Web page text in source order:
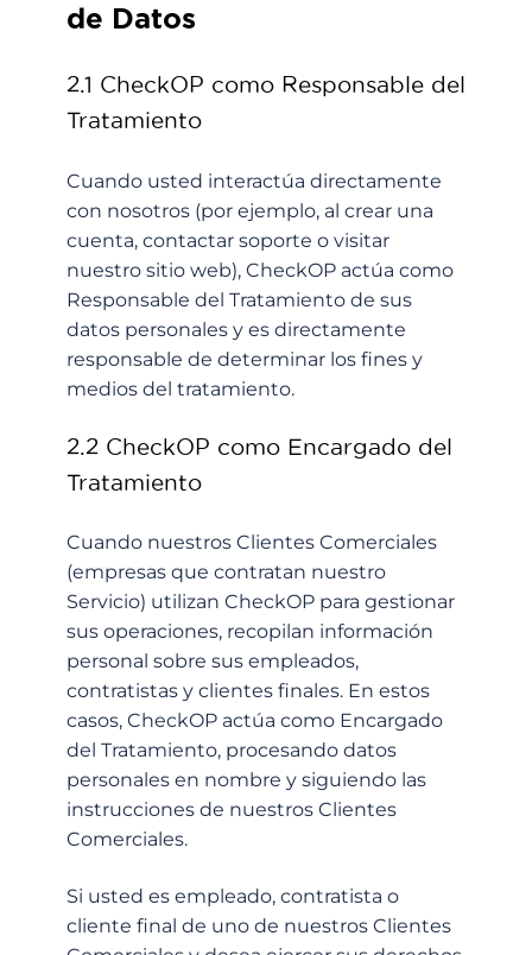
de Datos
2.1 CheckOP como Responsable del
Tratamiento
Cuando usted interactúa directamente
con nosotros (por ejemplo, al crear una
cuenta, contactar soporte o visitar
nuestro sitio web), CheckOP actúa como
Responsable del Tratamiento de sus
datos personales y es directamente
responsable de determinar los fines y
medios del tratamiento.
2.2 CheckOP como Encargado del
Tratamiento
Cuando nuestros Clientes Comerciales
(empresas que contratan nuestro
Servicio) utilizan CheckOP para gestionar
sus operaciones, recopilan información
personal sobre sus empleados,
contratistas y clientes finales. En estos
casos, CheckOP actúa como Encargado
del Tratamiento, procesando datos
personales en nombre y siguiendo las
instrucciones de nuestros Clientes
Comerciales.
Si usted es empleado, contratista o
cliente final de uno de nuestros Clientes